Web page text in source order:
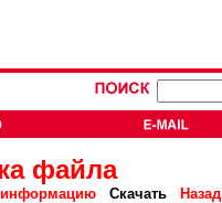
файла
информацию Скачать Назад